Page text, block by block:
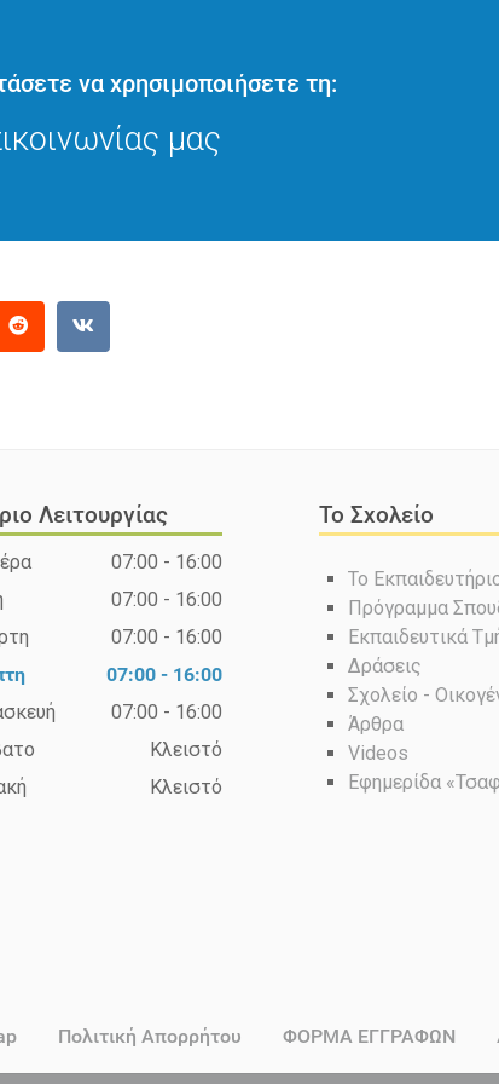
των σχέσεων ....
Διαβάστε Περισσότερα
να χρησιμοποιήσετε τη:
μας
Λειτουργίας
07:00 - 16:00
07:00 - 16:00
07:00 - 16:00
07:00 - 16:00
07:00 - 16:00
Κλειστό
Κλειστό
Το Σχολείο
Το
Πρόγραμμα
Εκπαιδευτικά
Δράσεις
Σχολείο -
Άρθρα
Videos
Εφημερίδα
Πολιτική Απορρήτου ΦΟΡΜΑ ΕΓΓΡΑΦΩΝ